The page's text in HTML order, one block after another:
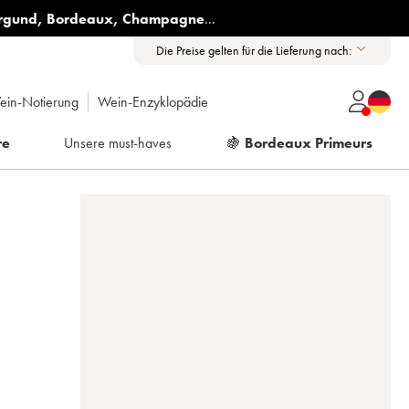
, Bordeaux, Champagne...
Die Preise gelten für die Lieferung nach:
Notierung Wein-Enzyklopädie
Unsere must-haves 🍇 Bordeaux Primeurs